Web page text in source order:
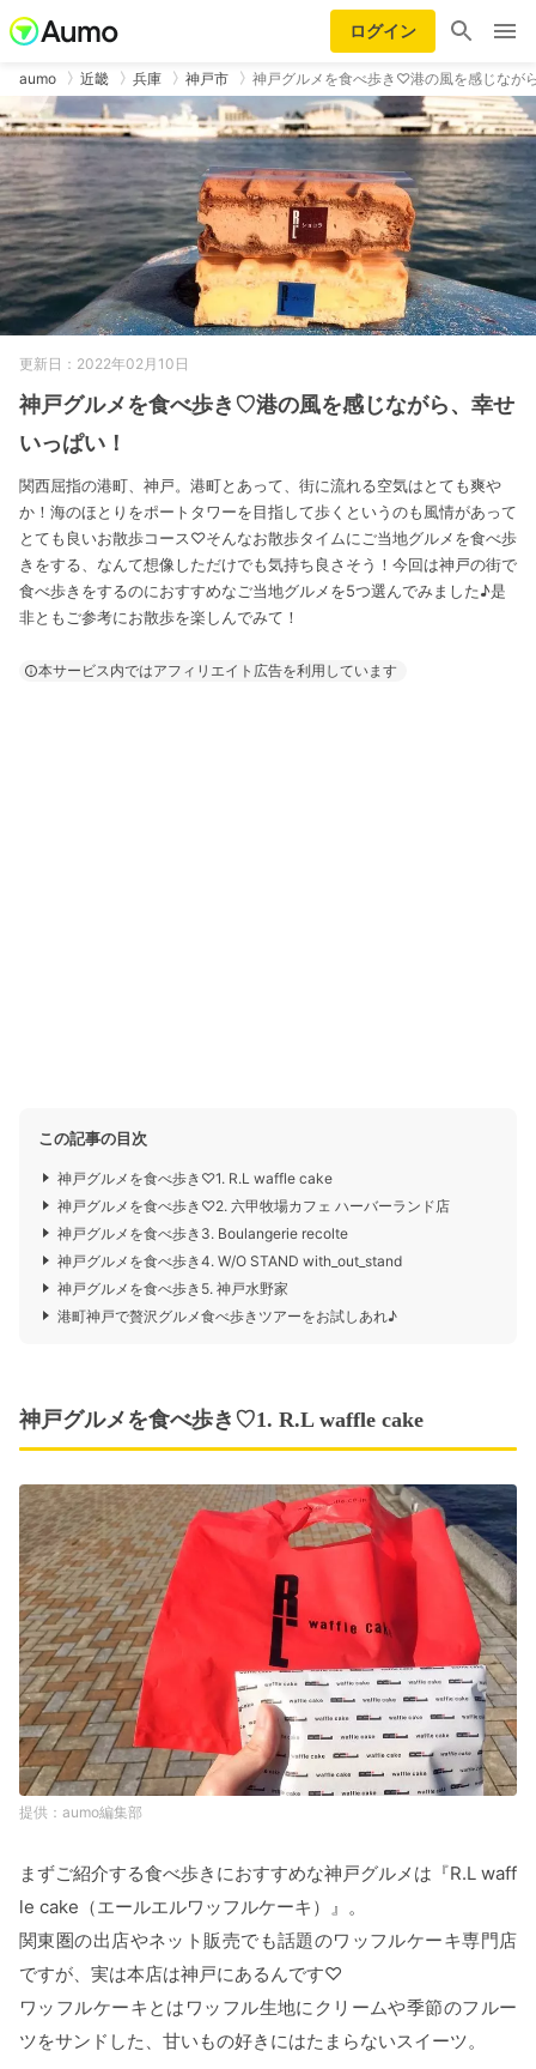
ログイン
aumo 近畿 兵庫 神戸市 神戸グルメを食べ歩き♡港の風を感じなが
更新日：2022年02月10日
神戸グルメを食べ歩き♡港の風を感じながら、幸せ
いっぱい！
関西屈指の港町、神戸。港町とあって、街に流れる空気はとても爽や
か！海のほとりをポートタワーを目指して歩くというのも風情があって
とても良いお散歩コース♡そんなお散歩タイムにご当地グルメを食べ歩
きをする、なんて想像しただけでも気持ち良さそう！今回は神戸の街で
食べ歩きをするのにおすすめなご当地グルメを5つ選んでみました♪是
非ともご参考にお散歩を楽しんでみて！
本サービス内ではアフィリエイト広告を利用しています
この記事の目次
神戸グルメを食べ歩き♡1. R.L waffle cake
神戸グルメを食べ歩き♡2. 六甲牧場カフェ ハーバーランド店
神戸グルメを食べ歩き3. Boulangerie recolte
神戸グルメを食べ歩き4. W/O STAND with_out_stand
神戸グルメを食べ歩き5. 神戸水野家
港町神戸で贅沢グルメ食べ歩きツアーをお試しあれ♪
神戸グルメを食べ歩き♡1. R.L waffle cake
aumo編集部
まずご紹介する食べ歩きにおすすめな神戸グルメは『R.L waff
le cake（エールエルワッフルケーキ）』。
関東圏の出店やネット販売でも話題のワッフルケーキ専門店
ですが、実は本店は神戸にあるんです♡
ワッフルケーキとはワッフル生地にクリームや季節のフルー
ツをサンドした、甘いもの好きにはたまらないスイーツ。